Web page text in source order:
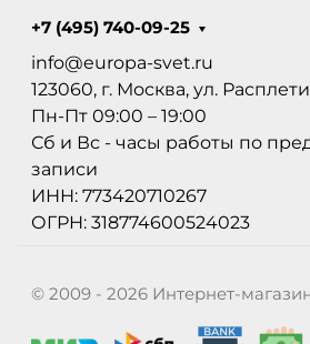
+7 (495) 740-09-25
info@europa-svet.ru
123060, г. Москва, ул.
Пн-Пт 09:00 – 19:00
Сб и Вс - часы работы по
записи
ИНН: 773420710267
ОГРН: 318774600524023
© 2009 - 2026 Интернет-